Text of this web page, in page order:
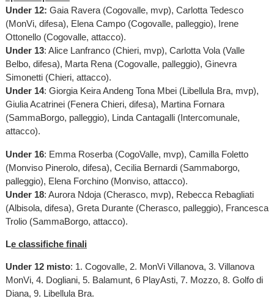
Under 12: Gaia Ravera (Cogovalle, mvp), Carlotta Tedesco
(MonVi, difesa), Elena Campo (Cogovalle, palleggio), Irene
Ottonello (Cogovalle, attacco).
Under 13: Alice Lanfranco (Chieri, mvp), Carlotta Vola (Valle
Belbo, difesa), Marta Rena (Cogovalle, palleggio), Ginevra
Simonetti (Chieri, attacco).
Under 14: Giorgia Keira Andeng Tona Mbei (Libellula Bra, mvp),
Giulia Acatrinei (Fenera Chieri, difesa), Martina Fornara
(SammaBorgo, palleggio), Linda Cantagalli (Intercomunale,
attacco).
Under 16: Emma Roserba (CogoValle, mvp), Camilla Foletto
(Monviso Pinerolo, difesa), Cecilia Bernardi (Sammaborgo,
palleggio), Elena Forchino (Monviso, attacco).
Under 18: Aurora Ndoja (Cherasco, mvp), Rebecca Rebagliati
(Albisola, difesa), Greta Durante (Cherasco, palleggio), Francesca
Trolio (SammaBorgo, attacco).
Le classifiche finali
Under 12 misto: 1. Cogovalle, 2. MonVi Villanova, 3. Villanova
MonVi, 4. Dogliani, 5. Balamunt, 6 PlayAsti, 7. Mozzo, 8. Golfo di
Diana, 9. Libellula Bra.